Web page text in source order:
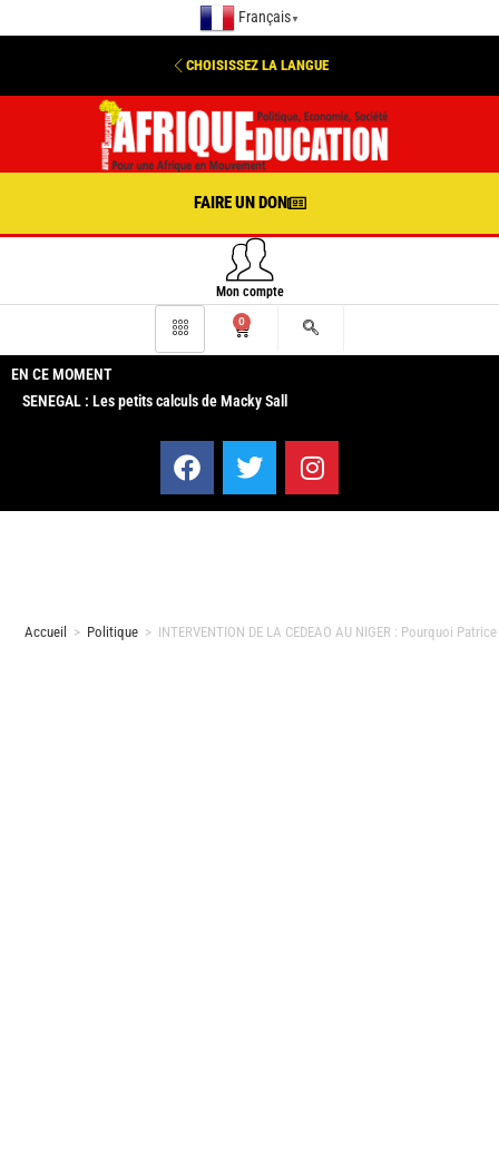
Français ▼
CHOISISSEZ LA LANGUE
FAIRE UN DON
Mon compte
0
EN CE MOMENT
SENEGAL : Les petits calculs de Macky Sall
Accueil > Politique > INTERVENTION DE LA CEDEAO AU NIGER : Pourquoi